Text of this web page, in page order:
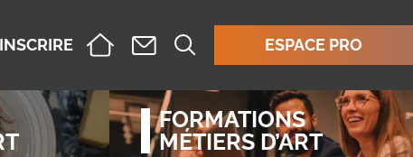
ESPACE PRO
FORMATIONS
MÉTIERS D’ART